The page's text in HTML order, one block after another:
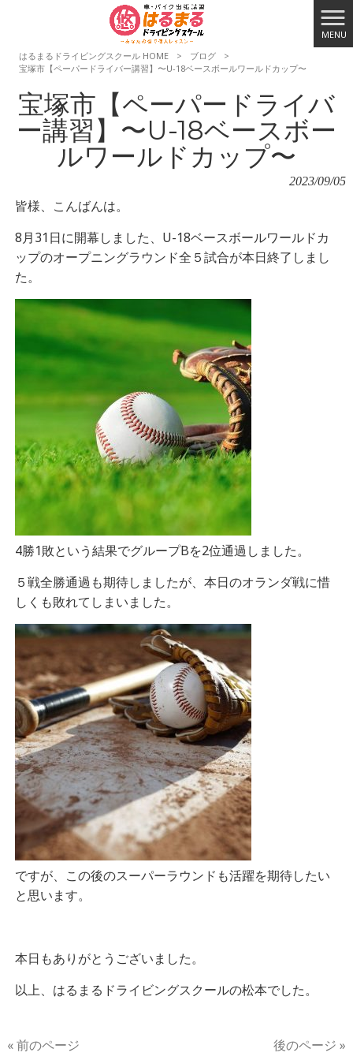
MENU
はるまるドライビングスクール HOME
> ブログ
>
宝塚市【ペーパードライバー講習】〜U-18ベースボールワールドカップ〜
宝塚市【ペーパードライバ
ー講習】〜U-18ベースボー
ルワールドカップ〜
2023/09/05
皆様、こんばんは。
8月31日に開幕しました、U-18ベースボールワールドカ
ップのオープニングラウンド全５試合が本日終了しまし
た。
4勝1敗という結果でグループBを2位通過しました。
５戦全勝通過も期待しましたが、本日のオランダ戦に惜
しくも敗れてしまいました。
ですが、この後のスーパーラウンドも活躍を期待したい
と思います。
本日もありがとうございました。
以上、はるまるドライビングスクールの松本でした。
« 前のページ 後のページ »